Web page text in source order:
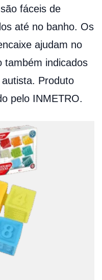
fáceis de
até no banho. Os
ajudam no
também indicados
Produto
pelo INMETRO.